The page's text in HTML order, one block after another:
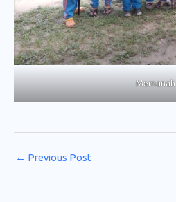
Memanah
← Previous Post